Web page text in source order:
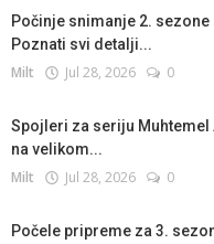
Počinje snimanje 2.
Poznati svi detalji...
Milt Jul 28, 2026 0
Spojleri za seriju Muhtemel
na velikom...
Milt Jul 28, 2026 0
Počele pripreme za 3.